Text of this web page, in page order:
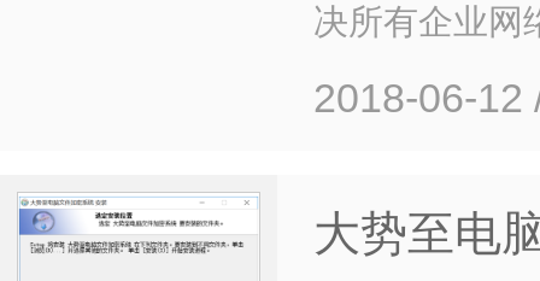
决所有企业网
2018-06-12
大势至电